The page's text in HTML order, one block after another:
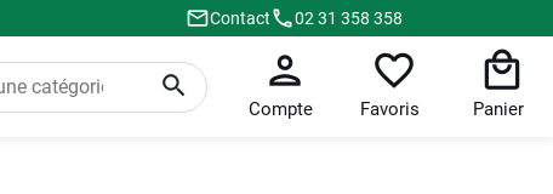
Contact 02 31 358 358
Compte Favoris Panier